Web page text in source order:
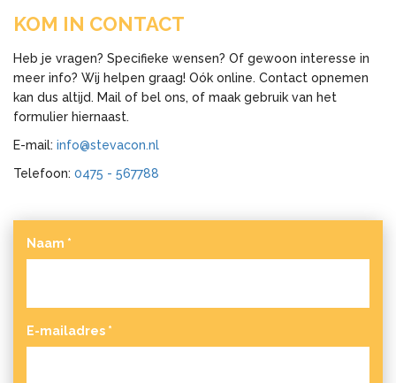
KOM IN CONTACT
Heb je vragen? Specifieke wensen? Of gewoon interesse in
meer info? Wij helpen graag! Oók online. Contact opnemen
kan dus altijd. Mail of bel ons, of maak gebruik van het
formulier hiernaast.
E-mail: info@stevacon.nl
Telefoon: 0475 - 567788
Naam *
E-mailadres *